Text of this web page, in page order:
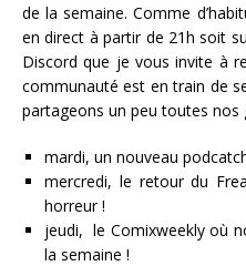
de la semaine. Comme
en direct à partir de 21h soit
Discord que je vous invite à
communauté est en train de
partageons un peu toutes nos
mardi, un nouveau
mercredi, le retour du
horreur !
jeudi, le Comixweekly où
la semaine !